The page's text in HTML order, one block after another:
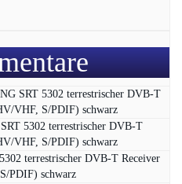
SRT 5302 terrestrischer DVB-T
VHF, S/PDIF) schwarz
5302 terrestrischer DVB-T
VHF, S/PDIF) schwarz
terrestrischer DVB-T Receiver
PDIF) schwarz